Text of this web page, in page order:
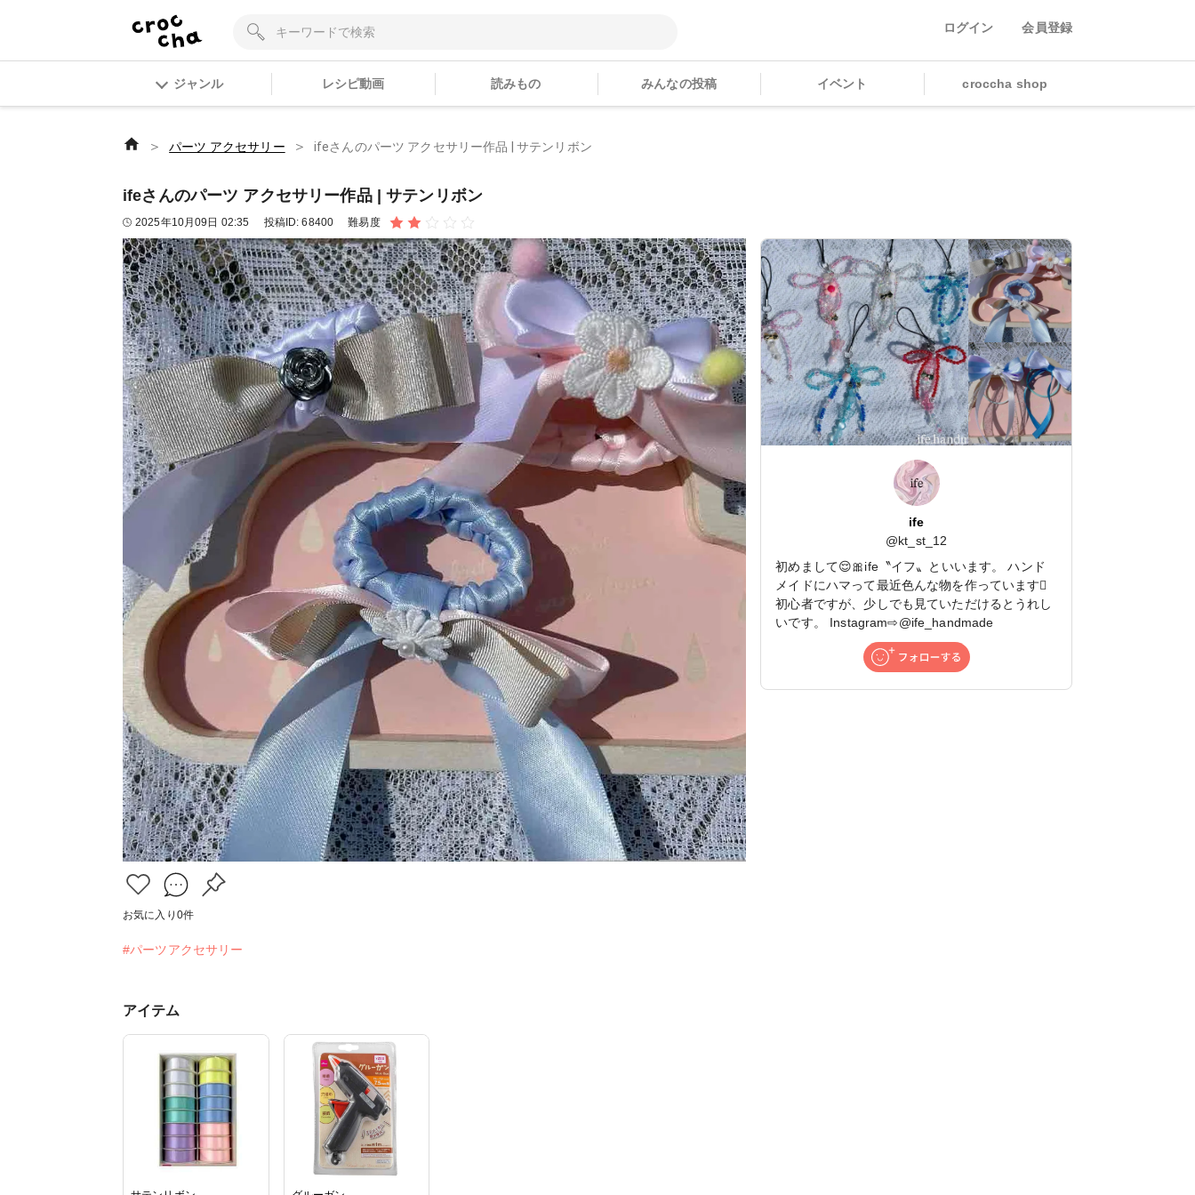
ログイン 会員登録
ジャンル レシピ動画 読みもの みんなの投稿 イベント croccha shop
＞ パーツ アクセサリー ＞ ifeさんのパーツ アクセサリー作品 | サテンリボン
ifeさんのパーツ アクセサリー作品 | サテンリボン
2025年10月09日 02:35 投稿ID:68400 難易度
お気に入り 0件
#パーツアクセサリー
ife
@kt_st_12
初めまして😌🎀ife〝イフ〟といいます。 ハンド
メイドにハマって最近色んな物を作っています🪏
初心者ですが、少しでも見ていただけるとうれし
いです。 Instagram⇨@ife_handmade
アイテム